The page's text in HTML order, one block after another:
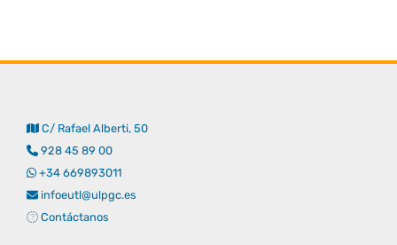
C/ Rafael Alberti, 50
928 45 89 00
+34 669893011
infoeutl@ulpgc.es
Contáctanos